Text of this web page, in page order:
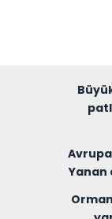
Yanan